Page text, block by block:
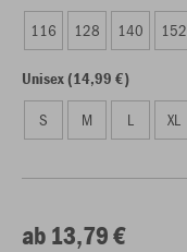
116 128 140 152
Unisex (14,99 €)
S M L XL
ab 13,79 €